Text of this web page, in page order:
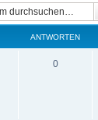
ANTWORTEN
0